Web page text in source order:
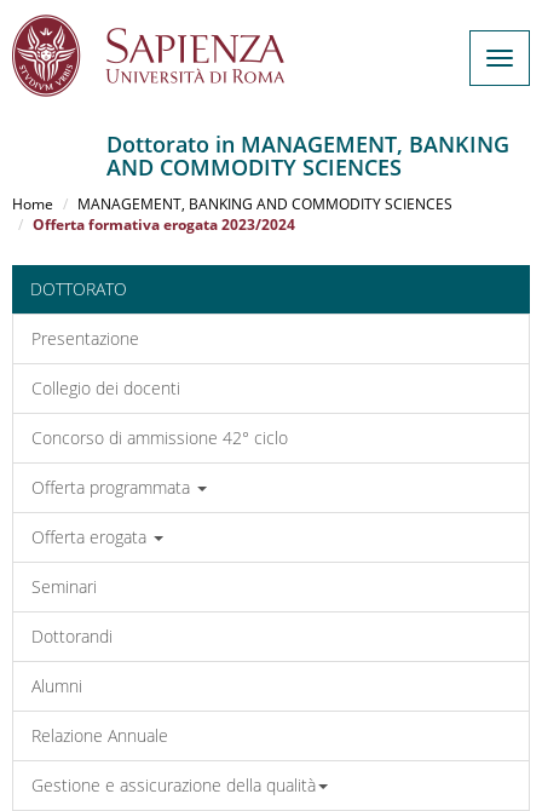
al
contenuto
Dottorato in MANAGEMENT, BANKING
AND COMMODITY SCIENCES
Home
MANAGEMENT, BANKING AND COMMODITY SCIENCES
Offerta formativa erogata 2023/2024
DOTTORATO
Presentazione
Collegio dei docenti
Concorso di ammissione 42° ciclo
Offerta programmata
Offerta erogata
Seminari
Dottorandi
Alumni
Relazione Annuale
Gestione e assicurazione della qualità